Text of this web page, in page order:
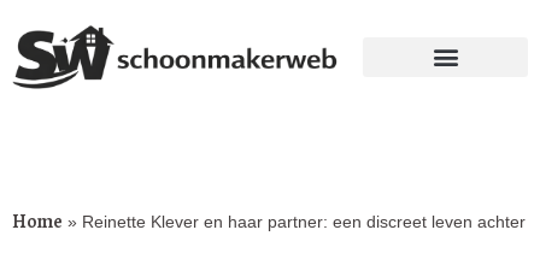
Home » Reinette Klever en haar partner: een discreet leven achter